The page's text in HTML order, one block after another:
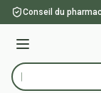
Aller au contenu
Conseil du
Menu
Rechercher